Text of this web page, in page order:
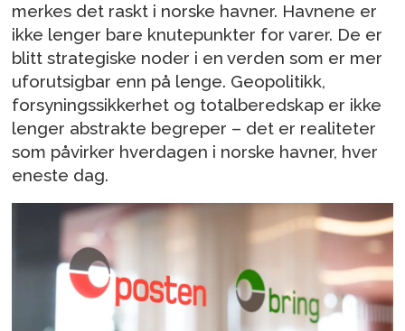
merkes det raskt i norske havner. Havnene er
ikke lenger bare knutepunkter for varer. De er
blitt strategiske noder i en verden som er mer
uforutsigbar enn på lenge. Geopolitikk,
forsyningssikkerhet og totalberedskap er ikke
lenger abstrakte begreper – det er realiteter
som påvirker hverdagen i norske havner, hver
eneste dag.